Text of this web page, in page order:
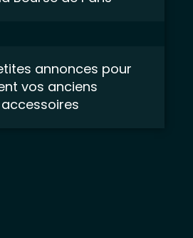
annonces pour
vos anciens